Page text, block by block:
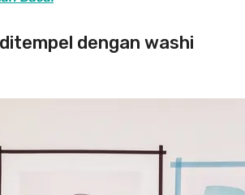
dengan washi